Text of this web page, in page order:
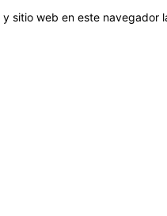
sitio web en este navegador